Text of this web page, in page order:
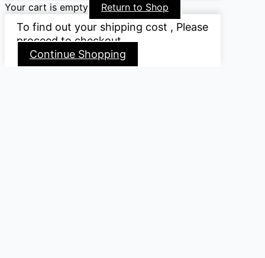
Your cart is empty Return to Shop
To find out your shipping cost , Please
proceed to checkout.
Continue Shopping